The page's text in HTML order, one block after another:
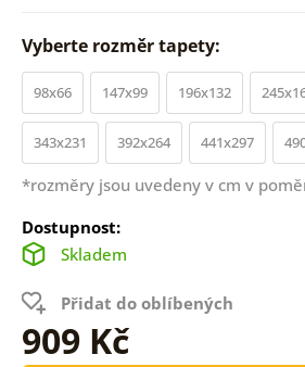
Vyberte rozměr tapety:
98x66 147x99 196x132
343x231 392x264 441x297
*rozměry jsou uvedeny v cm v
Dostupnost:
Skladem
Přidat do oblíbených
909 Kč